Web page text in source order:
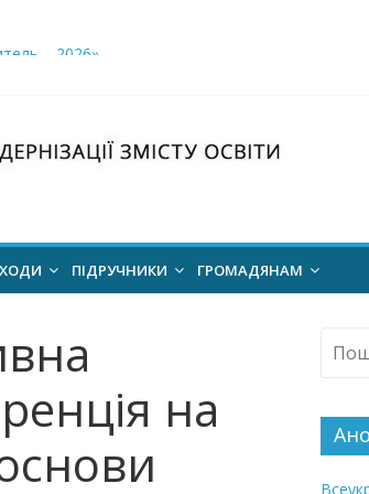
Положення про Всеукраїнський
імені Героїв Небесної Сотні на 2026/
ПІДРУЧНИКИ ГРОМАДЯНАМ
на